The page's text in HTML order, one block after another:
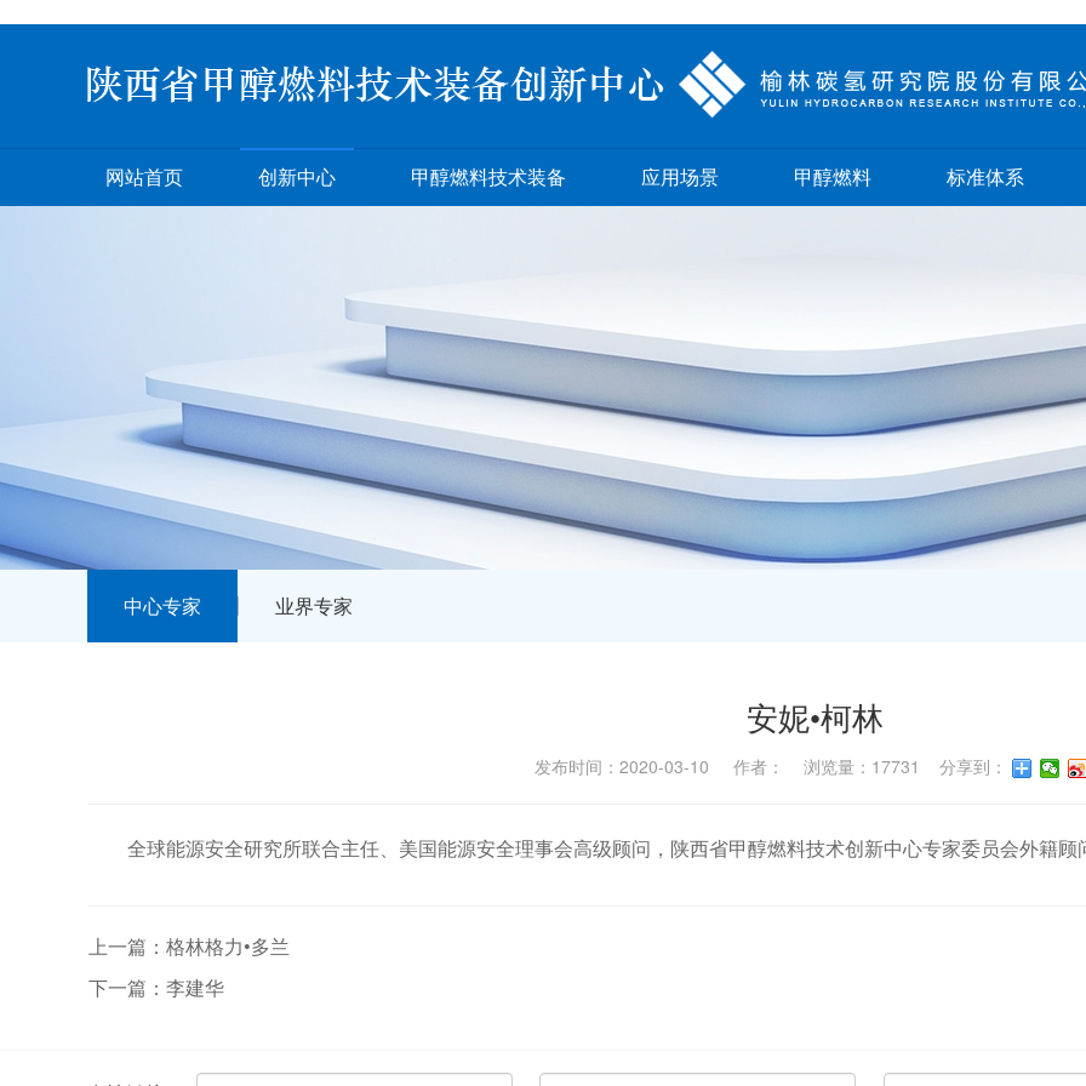
网站首页 创新中心 甲醇燃料技术装备 应用场景 甲醇燃料 标准体系
中心专家 业界专家
安妮•柯林
发布时间：2020-03-10 作者： 浏览量：17731 分享到：
全球能源安全研究所联合主任、美国能源安全理事会高级顾问， 陕西省甲醇燃料技术创新中心专家委员会外籍顾
上一篇：格林格力•多兰
下一篇：李建华